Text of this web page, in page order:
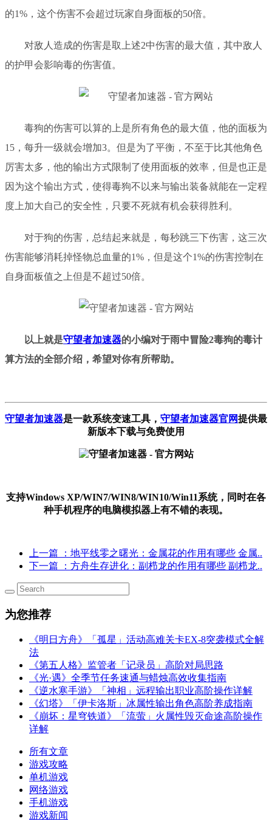
的1%，这个伤害不会超过玩家自身面板的50倍。
对敌人造成的伤害是取上述2中伤害的最大值，其中敌人
的护甲会影响毒的伤害值。
毒狗的伤害可以算的上是所有角色的最大值，他的面板为
15，每升一级就会增加3。但是为了平衡，不至于比其他角色
厉害太多，他的输出方式限制了使用面板的效率，但是也正是
因为这个输出方式，使得毒狗不以来与输出装备就能在一定程
度上加大自己的安全性，只要不死就有机会获得胜利。
对于狗的伤害，总结起来就是， 每秒跳三下伤害 ， 这三次
伤害能够消耗掉怪物总血量的1%，但是这个1%的伤害控制在
自身面板值之上但是不超过50倍。
以上就是守望者加速器的小编对于雨中冒险2毒狗的毒计
算方法的全部介绍，希望对你有所帮助。
守望者加速器是一款系统变速工具 ， 守望者加速器官网提供最
新版本下载与免费使用
支持Windows XP/WIN7/WIN8/WIN10/Win11系统，同时在各
种手机程序的电脑模拟器上有不错的表现。
上一篇
：地平线零之曙光：金属花的作用有哪些 金属..
下一篇
：方舟生存进化：副栉龙的作用有哪些 副栉龙..
为您推荐
《明日方舟》「孤星」活动高难关卡EX-8突袭模式全解
法
《第五人格》监管者「记录员」高阶对局思路
《光·遇》全季节任务速通与蜡烛高效收集指南
《逆水寒手游》「神相」远程输出职业高阶操作详解
《幻塔》「伊卡洛斯」冰属性输出角色高阶养成指南
《崩坏：星穹铁道》「流萤」火属性毁灭命途高阶操作
详解
所有文章
游戏攻略
单机游戏
网络游戏
手机游戏
游戏新闻